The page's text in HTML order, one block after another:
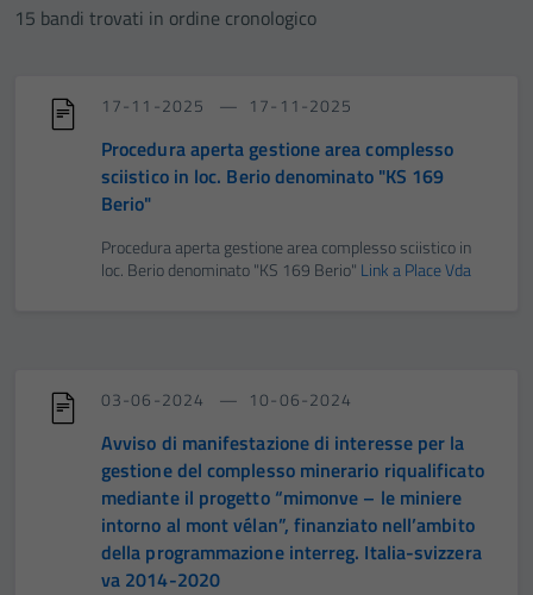
15 bandi trovati in ordine cronologico
17-11-2025 17-11-2025
Procedura aperta gestione area complesso
sciistico in loc. Berio denominato "KS 169
Berio"
Procedura aperta gestione area complesso sciistico in
loc. Berio denominato "KS 169 Berio" Link a Place Vda
03-06-2024 10-06-2024
Avviso di manifestazione di interesse per la
gestione del complesso minerario riqualificato
mediante il progetto “mimonve – le miniere
intorno al mont vélan”, finanziato nell’ambito
della programmazione interreg. Italia-svizzera
va 2014-2020